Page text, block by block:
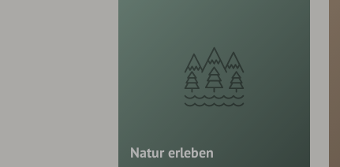
Natur erleben